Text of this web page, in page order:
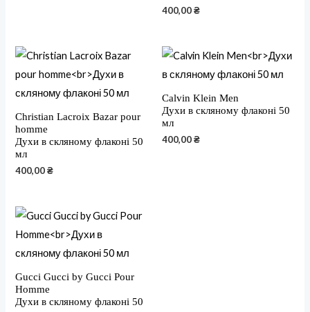
400,00₴
Christian Lacroix Bazar pour
homme
Духи в скляному флаконі 50
мл
400,00₴
Calvin Klein Men
Духи в скляному флаконі 50
мл
400,00₴
Gucci Gucci by Gucci Pour
Homme
Духи в скляному флаконі 50